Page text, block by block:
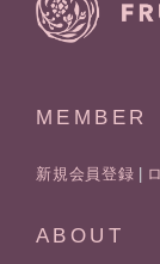
MEMBER
新規会員登録
ABOUT